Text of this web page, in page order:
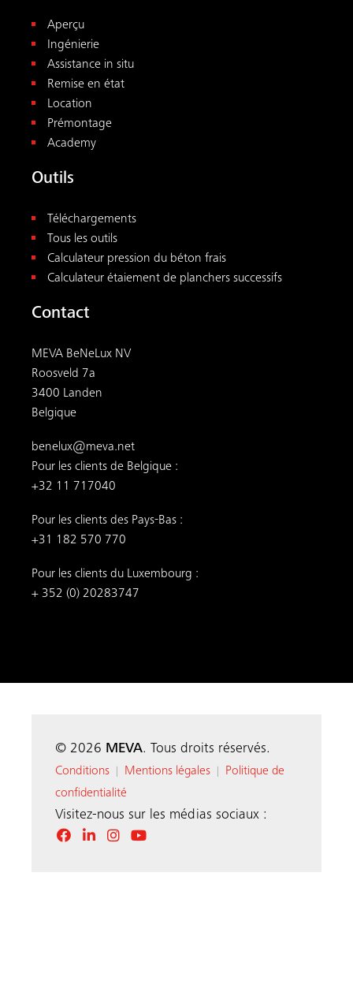
Aperçu
Ingénierie
Assistance in situ
Remise en état
Location
Prémontage
Academy
Outils
Téléchargements
Tous les outils
Calculateur pression du béton frais
Calculateur étaiement de planchers successifs
Contact
MEVA BeNeLux NV
Roosveld 7a
3400 Landen
Belgique
benelux@meva.net
Pour les clients de Belgique :
+32 11 717040
Pour les clients des Pays-Bas :
+31 182 570 770
Pour les clients du Luxembourg :
+ 352 (0) 20283747
© 2026 MEVA. Tous droits réservés.
Conditions Mentions légales
Politique de
confidentialité
Visitez-nous sur les médias sociaux :